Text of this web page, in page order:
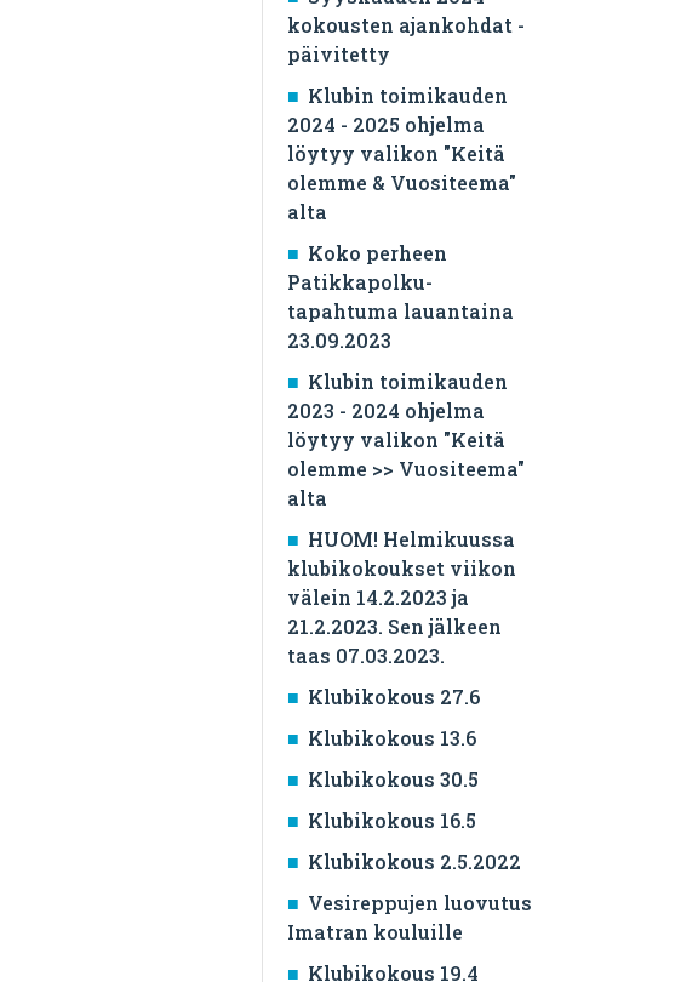
kokousten ajankohdat -
päivitetty
Klubin toimikauden
2024 - 2025 ohjelma
löytyy valikon "Keitä
olemme & Vuositeema"
alta
Koko perheen
Patikkapolku-
tapahtuma lauantaina
23.09.2023
Klubin toimikauden
2023 - 2024 ohjelma
löytyy valikon "Keitä
olemme >> Vuositeema"
alta
HUOM! Helmikuussa
klubikokoukset viikon
välein 14.2.2023 ja
21.2.2023. Sen jälkeen
taas 07.03.2023.
Klubikokous 27.6
Klubikokous 13.6
Klubikokous 30.5
Klubikokous 16.5
Klubikokous 2.5.2022
Vesireppujen luovutus
Imatran kouluille
Klubikokous 19.4